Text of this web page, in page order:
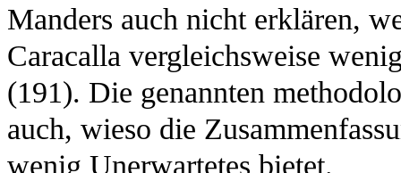
Manders auch nicht erklären,
Caracalla vergleichsweise
(191). Die genannten
auch, wieso die
wenig Unerwartetes bietet.